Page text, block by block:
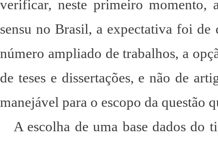
verificar, neste primeiro momento,
sensu no Brasil, a expectativa foi
número ampliado de trabalhos, a
de teses e dissertações, e não de
manejável para o escopo da questão
A escolha de uma base dados do